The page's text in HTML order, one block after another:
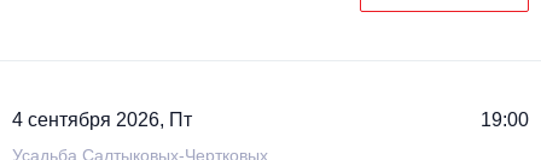
4 сентября 2026, Пт 19:00
Усадьба Салтыковых-Чертковых